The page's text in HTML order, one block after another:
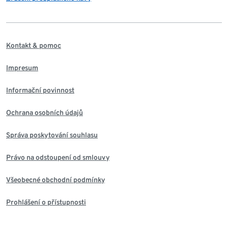
Kontakt & pomoc
Impresum
Informační povinnost
Ochrana osobních údajů
Správa poskytování souhlasu
Právo na odstoupení od smlouvy
Všeobecné obchodní podmínky
Prohlášení o přístupnosti